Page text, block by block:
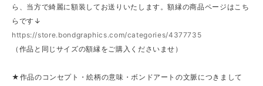
ら、当方で綺麗に額装してお送りいたします。額縁の商品ページはこち
らです↓
https://store.bondgraphics.com/categories/4377735
（作品と同じサイズの額縁をご購入くださいませ）
★作品のコンセプト・絵柄の意味・ボンドアートの文脈につきまして